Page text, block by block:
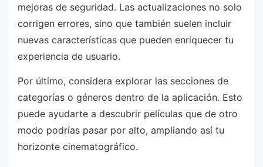
mejoras de seguridad. Las actualizaciones no solo
corrigen errores, sino que también suelen incluir
nuevas características que pueden enriquecer tu
experiencia de usuario.
Por último, considera explorar las secciones de
categorías o géneros dentro de la aplicación. Esto
puede ayudarte a descubrir películas que de otro
modo podrías pasar por alto, ampliando así tu
horizonte cinematográfico.